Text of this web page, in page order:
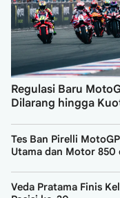
Regulasi Baru
Dilarang hingga
Tes Ban Pirelli
Utama dan Motor 850
Veda Pratama Finis